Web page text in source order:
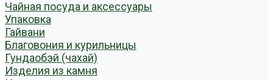
Чайная посуда и аксессуары
Упаковка
Гайвани
Благовония и курильницы
Гундаобэй (чахай)
Изделия из камня